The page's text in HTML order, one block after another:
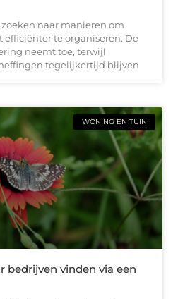
naar manieren om
te organiseren. De
neemt toe, terwijl
tegelijkertijd blijven
WONING EN TUIN
bedrijven vinden via een